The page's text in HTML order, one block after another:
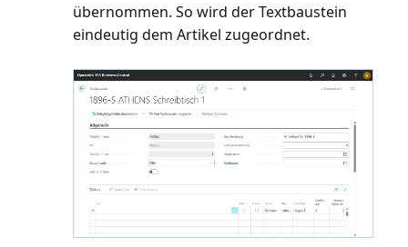
übernommen. So wird der Textbaustein
eindeutig dem Artikel zugeordnet.